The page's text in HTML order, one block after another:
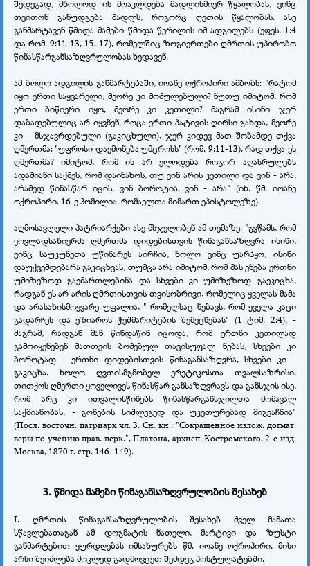
შედეგად, მხოლოდ ის მოაკლდება მადლისმიერ წყალობას, ვინც
თვითონ განუდგება მადლს, როგორც ღვთის წყალობას. ასე
განმარტავენ წმიდა მამები წმიდა წერილის იმ ადგილებს (ეფეს. 1:4
და რომ. 9:11-13, 15, 17), რომელშიც ზოგიერთები ღმრთის უპირობო
წინასწარგანსაზღვრულობას ხედავენ.
ამ ბოლო ადგილის განმარტებაში, იოანე ოქროპირი ამბობს: "რატომ
იყო ერთი საყვარელი, მეორე კი მოძულებული? ნუთუ იმიტომ, რომ
ერთი ბიწიერი იყო, მეორე კი კეთილი? მაგრამ ისინი ჯერ
დაბადებულიც არ იყვნენ, როცა ერთი პატივის ღირსი გახდა, მეორე
კი - მსჯავრდებული (გაკიცხული), ჯერ კიდევ მათ შობამდე თქვა
ღმერთმა: "უფროსი დაემონება უმცროსს" (რომ. 9:11-13). რად თქვა ეს
ღმერთმა? იმიტომ, რომ ის არ ელოდება როგორ აღასრულებს
ადამიანი საქმეს, რომ დაინახოს, თუ ვინ არის კეთილი და ვინ - არა,
არამედ წინასწარ იცის, ვინ ბოროტია, ვინ - არა" (იხ. წმ. იოანე
ოქროპირი. 16-ე ჰომილია. რომაელთა მიმართ ეპისტოლეზე).
აღმოსავლელი პატრიარქები ასე მსჯელობენ ამ თემაზე: "გვწამს, რომ
ყოვლადსახიერმა ღმერთმა დიდებისთვის წინაგანსაზღვრა ისინი,
ვინც საუკუნეთა უწინარეს აირჩია, ხოლო ვინც უარჰყო, ისინი
დაუქვემდებარა გაკიცხვას, თუმცა არა იმიტომ, რომ მას ენება ერთნი
უმიზეზოდ გაემართლებინა და სხვები კი უმიზეზოდ გაეკიცხა,
რადგან ეს არ არის ღმრთისთვის თვისობრივი, რომელიც ყველას მამა
და არასახისმოყვარე უფალია, " რომელსაც ნებავს, რომ ყველა კაცი
გადარჩეს და ეზიაროს ჭეშმარიტების შემეცნებას" (1 ტიმ. 2:4), -
მაგრამ, რადგან მან წინდაწინ იცოდა, რომ ერთნი კეთილად
გამოიყენებენ მათთვის ბოძებულ თავისუფალ ნებას, სხვები კი
ბოროტად - ერთნი დიდებისთვის წინაგანსაზღვრა, სხვები კი -
გაკიცხა. ხოლო ღვთისმგმობელ ერეტიკოსთა თვალსაზრისი,
თითქოს ღმერთი ყოველივეს წინასწარ განსაზღვრავს და განსჯის ისე,
რომ არც კი ითვალისწინებს წინასწარგანსჯილთა მომავალ
საქმიანობას, - გონების სიშლეგედ და უკეთურებად მიგვაჩნია"
(Посл. восточн. патриарх чл. 3. Сн. кн.: "Сокращенное излож. догмат.
веры по учению прав. церк.", Платона, архиеп. Костромского, 2-е изд.
Москва, 1870 г. стр. 146–149).
3. წმიდა მამები წინაგანსაზღვრულობის შესახებ
I. ღმრთის წინაგანსაზღვრულობის შესახებ ძველ მამათა
სწავლებათაგან ამ დოგმატის ნათელი, მარტივი და ზუსტი
განმარტებით ყურდღებას იმსახურებს წმ. იოანე ოქროპირი. მისი
არსი შეიძლება მოკლედ გადმოვცეთ შემდეგ პოსტულატებში.